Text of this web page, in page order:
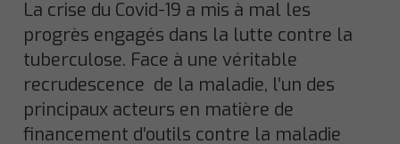
La crise du Covid-19 a mis à mal les
progrès engagés dans la lutte contre la
tuberculose. Face à une véritable
recrudescence de la maladie, l’un des
principaux acteurs en matière de
financement d’outils contre la maladie